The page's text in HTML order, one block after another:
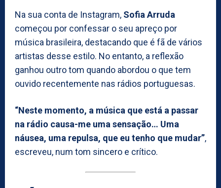
Na sua conta de Instagram, Sofia Arruda
começou por confessar o seu apreço por
música brasileira, destacando que é fã de vários
artistas desse estilo. No entanto, a reflexão
ganhou outro tom quando abordou o que tem
ouvido recentemente nas rádios portuguesas.
“Neste momento, a música que está a passar
na rádio causa-me uma sensação… Uma
náusea, uma repulsa, que eu tenho que mudar”,
escreveu, num tom sincero e crítico.